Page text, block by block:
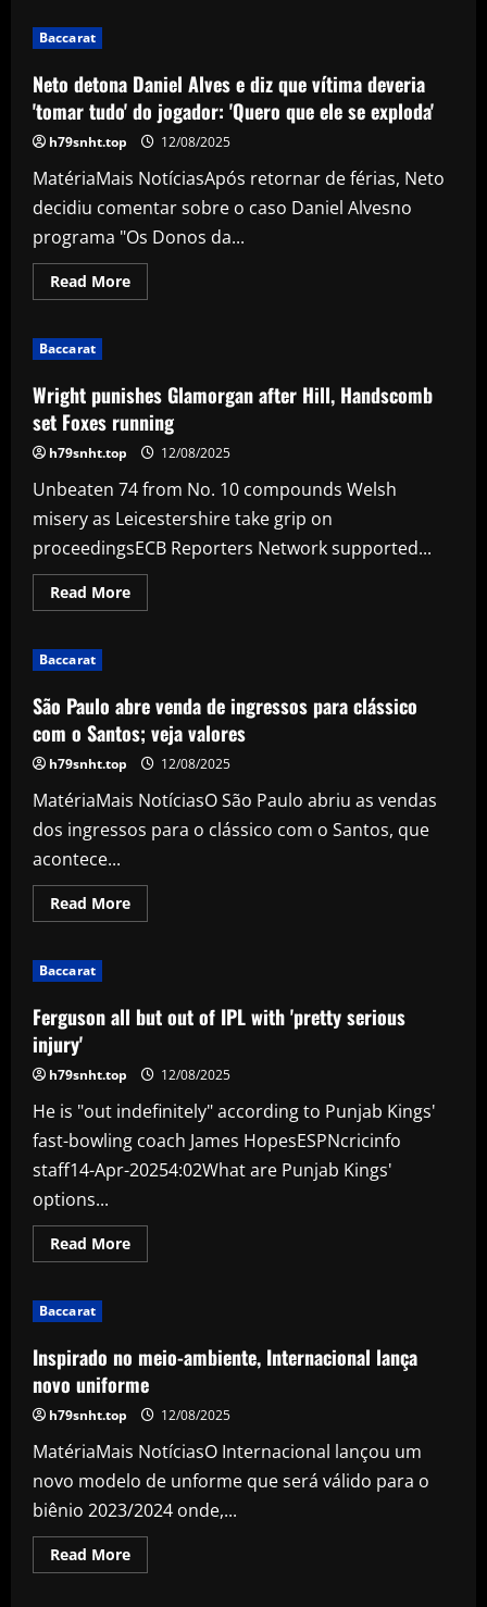
São
Paulo
aluguel
do
Morumbi
para
clássico
contra
Santos
no
Paulistão
Baccarat
Neto detona Daniel Alves e diz que vítima deveria
'tomar tudo' do jogador: 'Quero que ele se exploda'
h79snht.top 12/08/2025
MatériaMais NotíciasApós retornar de férias, Neto
decidiu comentar sobre o caso Daniel Alvesno
programa "Os Donos da...
Read MoreRead
more
e
diz
que
vítima
deveria
'tomar
tudo'
do
jogador:
'Quero
que
ele
Baccarat
Wright punishes Glamorgan after Hill, Handscomb
set Foxes running
h79snht.top 12/08/2025
Unbeaten 74 from No. 10 compounds Welsh
misery as Leicestershire take grip on
proceedingsECB Reporters Network supported...
Read MoreRead
more
Handscomb
set
Foxes
running
Baccarat
São Paulo abre venda de ingressos para clássico
com o Santos; veja valores
h79snht.top 12/08/2025
MatériaMais NotíciasO São Paulo abriu as vendas
dos ingressos para o clássico com o Santos, que
acontece...
Read MoreRead
more
de
ingressos
com
Santos;
veja
valores
Baccarat
Ferguson all but out of IPL with 'pretty serious
injury'
h79snht.top 12/08/2025
He is "out indefinitely" according to Punjab Kings'
fast-bowling coach James HopesESPNcricinfo
staff14-Apr-20254:02What are Punjab Kings'
options...
Read MoreRead
more
IPL
with
'pretty
serious
injury'
Baccarat
Inspirado no meio-ambiente, Internacional lança
novo uniforme
h79snht.top 12/08/2025
MatériaMais NotíciasO Internacional lançou um
novo modelo de unforme que será válido para o
biênio 2023/2024 onde,...
Read MoreRead
more